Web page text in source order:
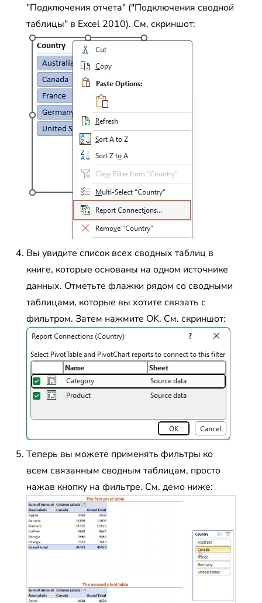
"Подключения отчета" ("Подключения сводной
таблицы" в Excel 2010). См. скриншот:
Вы увидите список всех сводных таблиц в
книге, которые основаны на одном источнике
данных. Отметьте флажки рядом со сводными
таблицами, которые вы хотите связать с
фильтром. Затем нажмите OK. См. скриншот:
Теперь вы можете применять фильтры ко
всем связанным сводным таблицам, просто
нажав кнопку на фильтре. См. демо ниже: